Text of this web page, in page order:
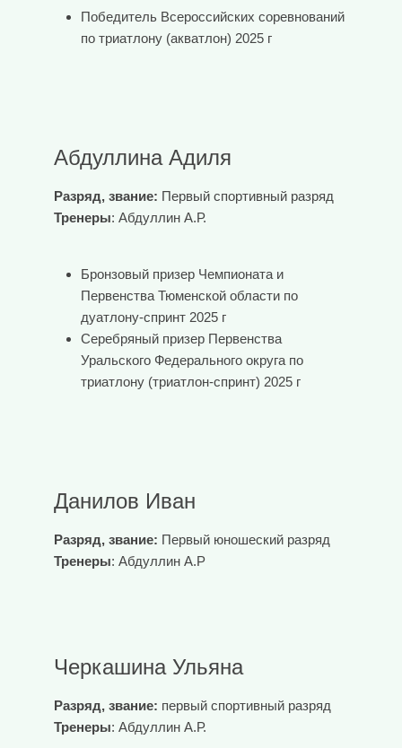
Победитель Всероссийских соревнований
по триатлону (акватлон) 2025 г
Абдуллина Адиля
Разряд, звание: Первый спортивный разряд
Тренеры: Абдуллин А.Р.
Бронзовый призер Чемпионата и
Первенства Тюменской области по
дуатлону-спринт 2025 г
Серебряный призер Первенства
Уральского Федерального округа по
триатлону (триатлон-спринт) 2025 г
Данилов Иван
Разряд, звание: Первый юношеский разряд
Тренеры: Абдуллин А.Р
Черкашина Ульяна
Разряд, звание: первый спортивный разряд
Тренеры: Абдуллин А.Р.